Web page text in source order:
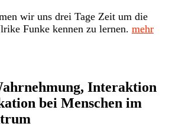
wir uns drei Tage Zeit um die
Funke kennen zu lernen. mehr
Interaktion
bei Menschen im